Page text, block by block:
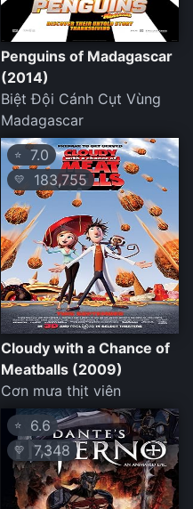
Penguins of Madagascar
(2014)
Biệt Đội Cánh Cụt Vùng
Madagascar
⭐ 7.0
💛 183,755
Cloudy with a Chance of
Meatballs (2009)
Cơn mưa thịt viên
⭐ 6.6
💛 7,348